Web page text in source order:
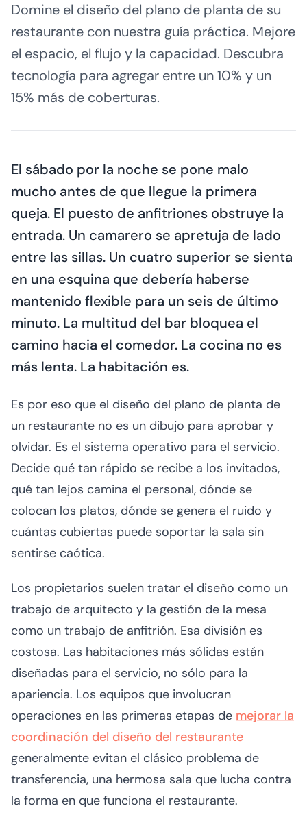
Domine el diseño del plano de planta de su
restaurante con nuestra guía práctica. Mejore
el espacio, el flujo y la capacidad. Descubra
tecnología para agregar entre un 10% y un
15% más de coberturas.
El sábado por la noche se pone malo
mucho antes de que llegue la primera
queja. El puesto de anfitriones obstruye la
entrada. Un camarero se apretuja de lado
entre las sillas. Un cuatro superior se sienta
en una esquina que debería haberse
mantenido flexible para un seis de último
minuto. La multitud del bar bloquea el
camino hacia el comedor. La cocina no es
más lenta. La habitación es.
Es por eso que el diseño del plano de planta de
un restaurante no es un dibujo para aprobar y
olvidar. Es el sistema operativo para el servicio.
Decide qué tan rápido se recibe a los invitados,
qué tan lejos camina el personal, dónde se
colocan los platos, dónde se genera el ruido y
cuántas cubiertas puede soportar la sala sin
sentirse caótica.
Los propietarios suelen tratar el diseño como un
trabajo de arquitecto y la gestión de la mesa
como un trabajo de anfitrión. Esa división es
costosa. Las habitaciones más sólidas están
diseñadas para el servicio, no sólo para la
apariencia. Los equipos que involucran
operaciones en las primeras etapas de mejorar la
coordinación del diseño del restaurante
generalmente evitan el clásico problema de
transferencia, una hermosa sala que lucha contra
la forma en que funciona el restaurante.